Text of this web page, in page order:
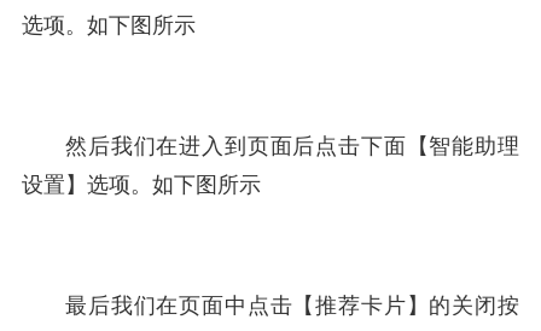
选项。如下图所示
然后我们在进入到页面后点击下面【智能助理
设置】选项。如下图所示
最后我们在页面中点击【推荐卡片】的关闭按